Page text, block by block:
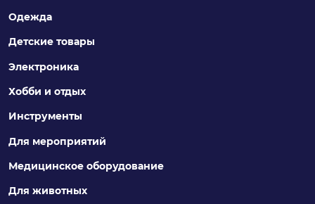
Одежда
Детские товары
Электроника
Хобби и отдых
Инструменты
Для мероприятий
Медицинское оборудование
Для животных